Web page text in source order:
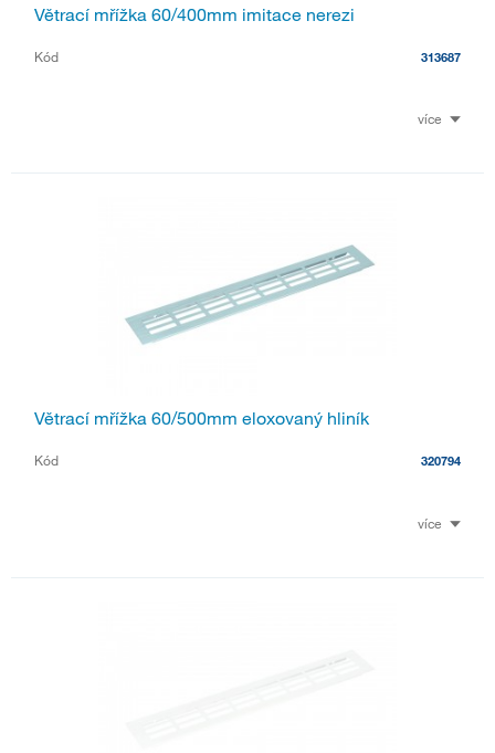
Větrací mřížka 60/400mm imitace nerezi
Kód 313687
více
Větrací mřížka 60/500mm eloxovaný hliník
Kód 320794
více